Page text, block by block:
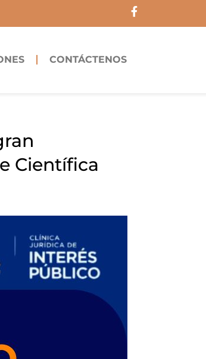
F
CONTÁCTENOS
Científica